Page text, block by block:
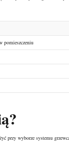
pomieszczeniu
przy wyborze systemu